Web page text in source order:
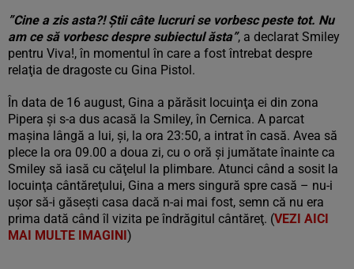
”Cine a zis asta?! Ştii câte lucruri se vorbesc peste tot. Nu
am ce să vorbesc despre subiectul ăsta”, a declarat Smiley
pentru Viva!, în momentul în care a fost întrebat despre
relaţia de dragoste cu Gina Pistol.
În data de 16 august, Gina a părăsit locuinţa ei din zona
Pipera şi s-a dus acasă la Smiley, în Cernica. A parcat
maşina lângă a lui, şi, la ora 23:50, a intrat în casă. Avea să
plece la ora 09.00 a doua zi, cu o oră şi jumătate înainte ca
Smiley să iasă cu căţelul la plimbare. Atunci când a sosit la
locuinţa cântăreţului, Gina a mers singură spre casă – nu-i
uşor să-i găseşti casa dacă n-ai mai fost, semn că nu era
prima dată când îl vizita pe îndrăgitul cântăreţ. (VEZI AICI
MAI MULTE IMAGINI)